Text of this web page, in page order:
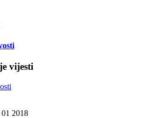
vijesti
2018